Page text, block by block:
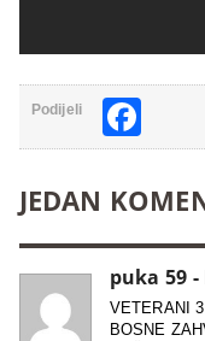
Podijeli
JEDAN
puka 59 -
VETERANI
BOSNE